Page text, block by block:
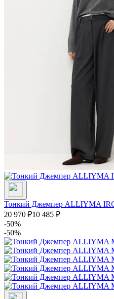
Тонкий Джемпер ALLIYMA
20 970 ₽10 485 ₽
-50%
-50%